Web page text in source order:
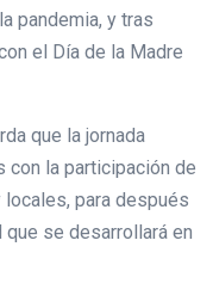
pandemia, y tras
el Día de la Madre
que la jornada
con la participación de
para después
que se desarrollará en